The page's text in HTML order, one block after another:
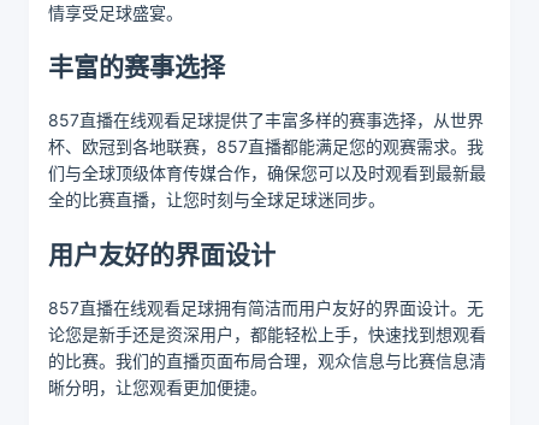
情享受足球盛宴。
丰富的赛事选择
857直播在线观看足球提供了丰富多样的赛事选择，从世界
杯、欧冠到各地联赛，857直播都能满足您的观赛需求。我
们与全球顶级体育传媒合作，确保您可以及时观看到最新最
全的比赛直播，让您时刻与全球足球迷同步。
用户友好的界面设计
857直播在线观看足球拥有简洁而用户友好的界面设计。无
论您是新手还是资深用户，都能轻松上手，快速找到想观看
的比赛。我们的直播页面布局合理，观众信息与比赛信息清
晰分明，让您观看更加便捷。